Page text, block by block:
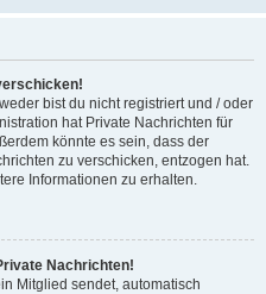
bist du nicht registriert und / oder
hat Private Nachrichten für
könnte es sein, dass der
zu verschicken, entzogen hat.
Informationen zu erhalten.
Nachrichten!
Mitglied sendet, automatisch